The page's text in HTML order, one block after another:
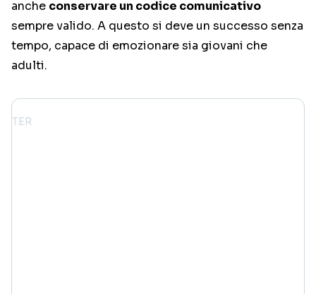
anche conservare un codice comunicativo
sempre valido. A questo si deve un successo senza
tempo, capace di emozionare sia giovani che
adulti.